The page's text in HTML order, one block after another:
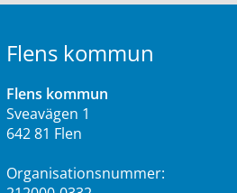
Flens kommun
Flens kommun
Sveavägen 1
642 81 Flen
Organisationsnummer: